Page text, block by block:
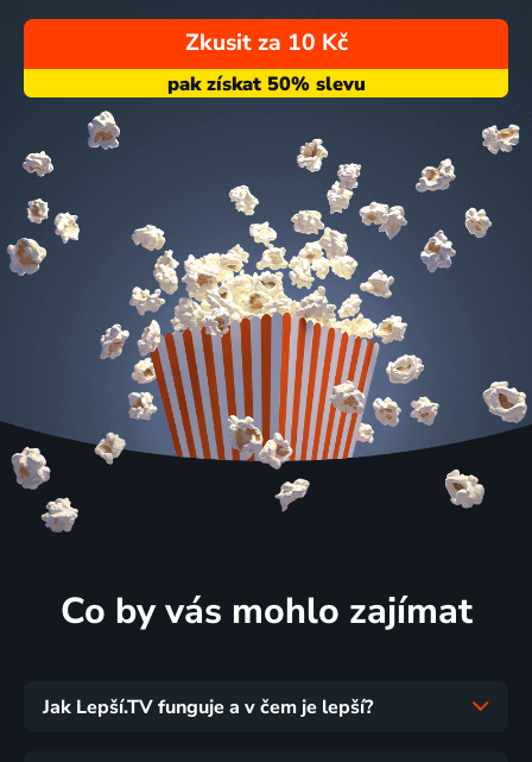
Zkusit za 10 Kč
Co by vás mohlo zajímat
Jak Lepší.TV funguje a v čem je lepší?